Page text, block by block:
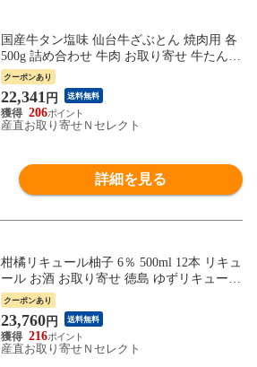
国産牛タン塩味 仙台牛ざぶとん 焼肉用 各
500g 詰め合わせ 牛肉 お取り寄せ 牛たん
牛ザブトン 冷凍 和牛 宮城県産 牛肩ロース
国産 牛タン しお味
クーポンあり
22,341 円 送料無料
206
産直お取り寄せＮセレクト
詳細を見る
柑橘リキュール柚子 6％ 500ml 12本 リキュ
ール お酒 お取り寄せ 徳島 ゆずリキュール
蒸留酒 スピリッツ ゆず果汁 ゆずコーディ
アル
クーポンあり
23,760円 送料無料
216
産直お取り寄せＮセレクト